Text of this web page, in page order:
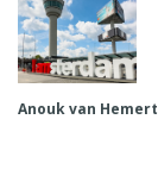
Anouk van Hemert